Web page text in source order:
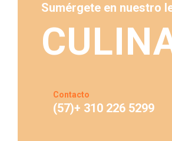
Sumérgete en nuestro
Contacto
(57)+ 310 226 5299